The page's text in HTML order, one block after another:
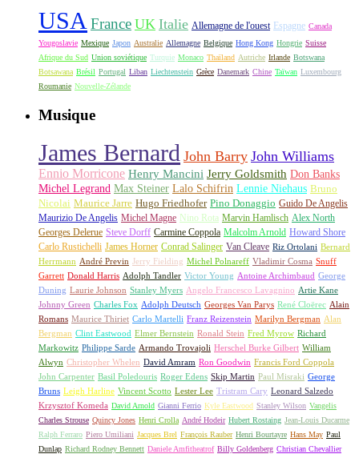
USA France UK Italie Allemagne de l'ouest Espagne Canada
Yougoslavie Mexique Japon Australie Allemagne Belgique Hong Kong Hongrie Suisse
Afrique du Sud Union soviétique Turquie Monaco Thaïland Autriche Irlande Botswana
Botsawana Brésil Portugal Liban Liechtenstein Grèce Danemark Chine Taïwan Luxembourg
Roumanie Nouvelle-Zélande
Musique
James Bernard John Barry John Williams
Ennio Morricone Henry Mancini Jerry Goldsmith Don Banks
Michel Legrand Max Steiner Lalo Schifrin Lennie Niehaus Bruno
Nicolai Maurice Jarre Hugo Friedhofer Pino Donaggio Guido De Angelis
Maurizio De Angelis Michel Magne Nino Rota Marvin Hamlisch Alex North
Georges Delerue Steve Dorff Carmine Coppola Malcolm Arnold Howard Shore
Carlo Rustichelli James Horner Conrad Salinger Van Cleave Riz Ortolani Bernard
Herrmann André Previn Jerry Fielding Michel Polnareff Vladimir Cosma Snuff
Garrett Donald Harris Adolph Tandler Victor Young Antoine Archimbaud George
Duning Laurie Johnson Stanley Myers Angelo Francesco Lavagnino Artie Kane
Johnny Green Charles Fox Adolph Deutsch Georges Van Parys René Cloërec Alain
Romans Maurice Thiriet Carlo Martelli Franz Reizenstein Marilyn Bergman Alan
Bergman Clint Eastwood Elmer Bernstein Ronald Stein Fred Myrow Richard
Markowitz Philippe Sarde Armando Trovajoli Herschel Burke Gilbert William
Alwyn Christopher Whelen David Amram Ron Goodwin Francis Ford Coppola
John Carpenter Basil Poledouris Roger Edens Skip Martin Paul Misraki George
Bruns Leigh Harline Vincent Scotto Lester Lee Tristram Cary Leonard Salzedo
Krzysztof Komeda David Arnold Gianni Ferrio Kyle Eastwood Stanley Wilson Vangelis
Charles Strouse Quincy Jones Henri Crolla André Hodeir Hubert Rostaing Jean-Louis Ducarme
Ralph Ferraro Piero Umiliani Jacques Brel François Rauber Henri Bourtayre Hans May Paul
Dunlap Richard Rodney Bennett Daniele Amfitheatrof Billy Goldenberg Christian Chevallier